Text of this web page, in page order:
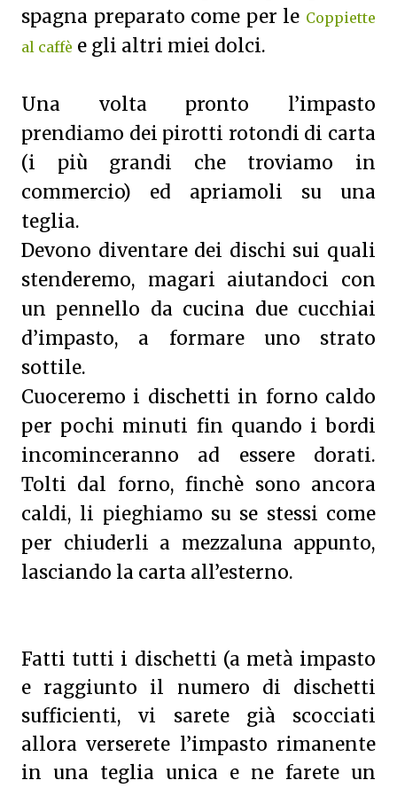
spagna preparato come per le Coppiette
al caffè e gli altri miei dolci.
Una volta pronto l’impasto
prendiamo dei pirotti rotondi di carta
(i più grandi che troviamo in
commercio) ed apriamoli su una
teglia.
Devono diventare dei dischi sui quali
stenderemo, magari aiutandoci con
un pennello da cucina due cucchiai
d’impasto, a formare uno strato
sottile.
Cuoceremo i dischetti in forno caldo
per pochi minuti fin quando i bordi
incominceranno ad essere dorati.
Tolti dal forno, finchè sono ancora
caldi, li pieghiamo su se stessi come
per chiuderli a mezzaluna appunto,
lasciando la carta all’esterno.
Fatti tutti i dischetti (a metà impasto
e raggiunto il numero di dischetti
sufficienti, vi sarete già scocciati
allora verserete l’impasto rimanente
in una teglia unica e ne farete un